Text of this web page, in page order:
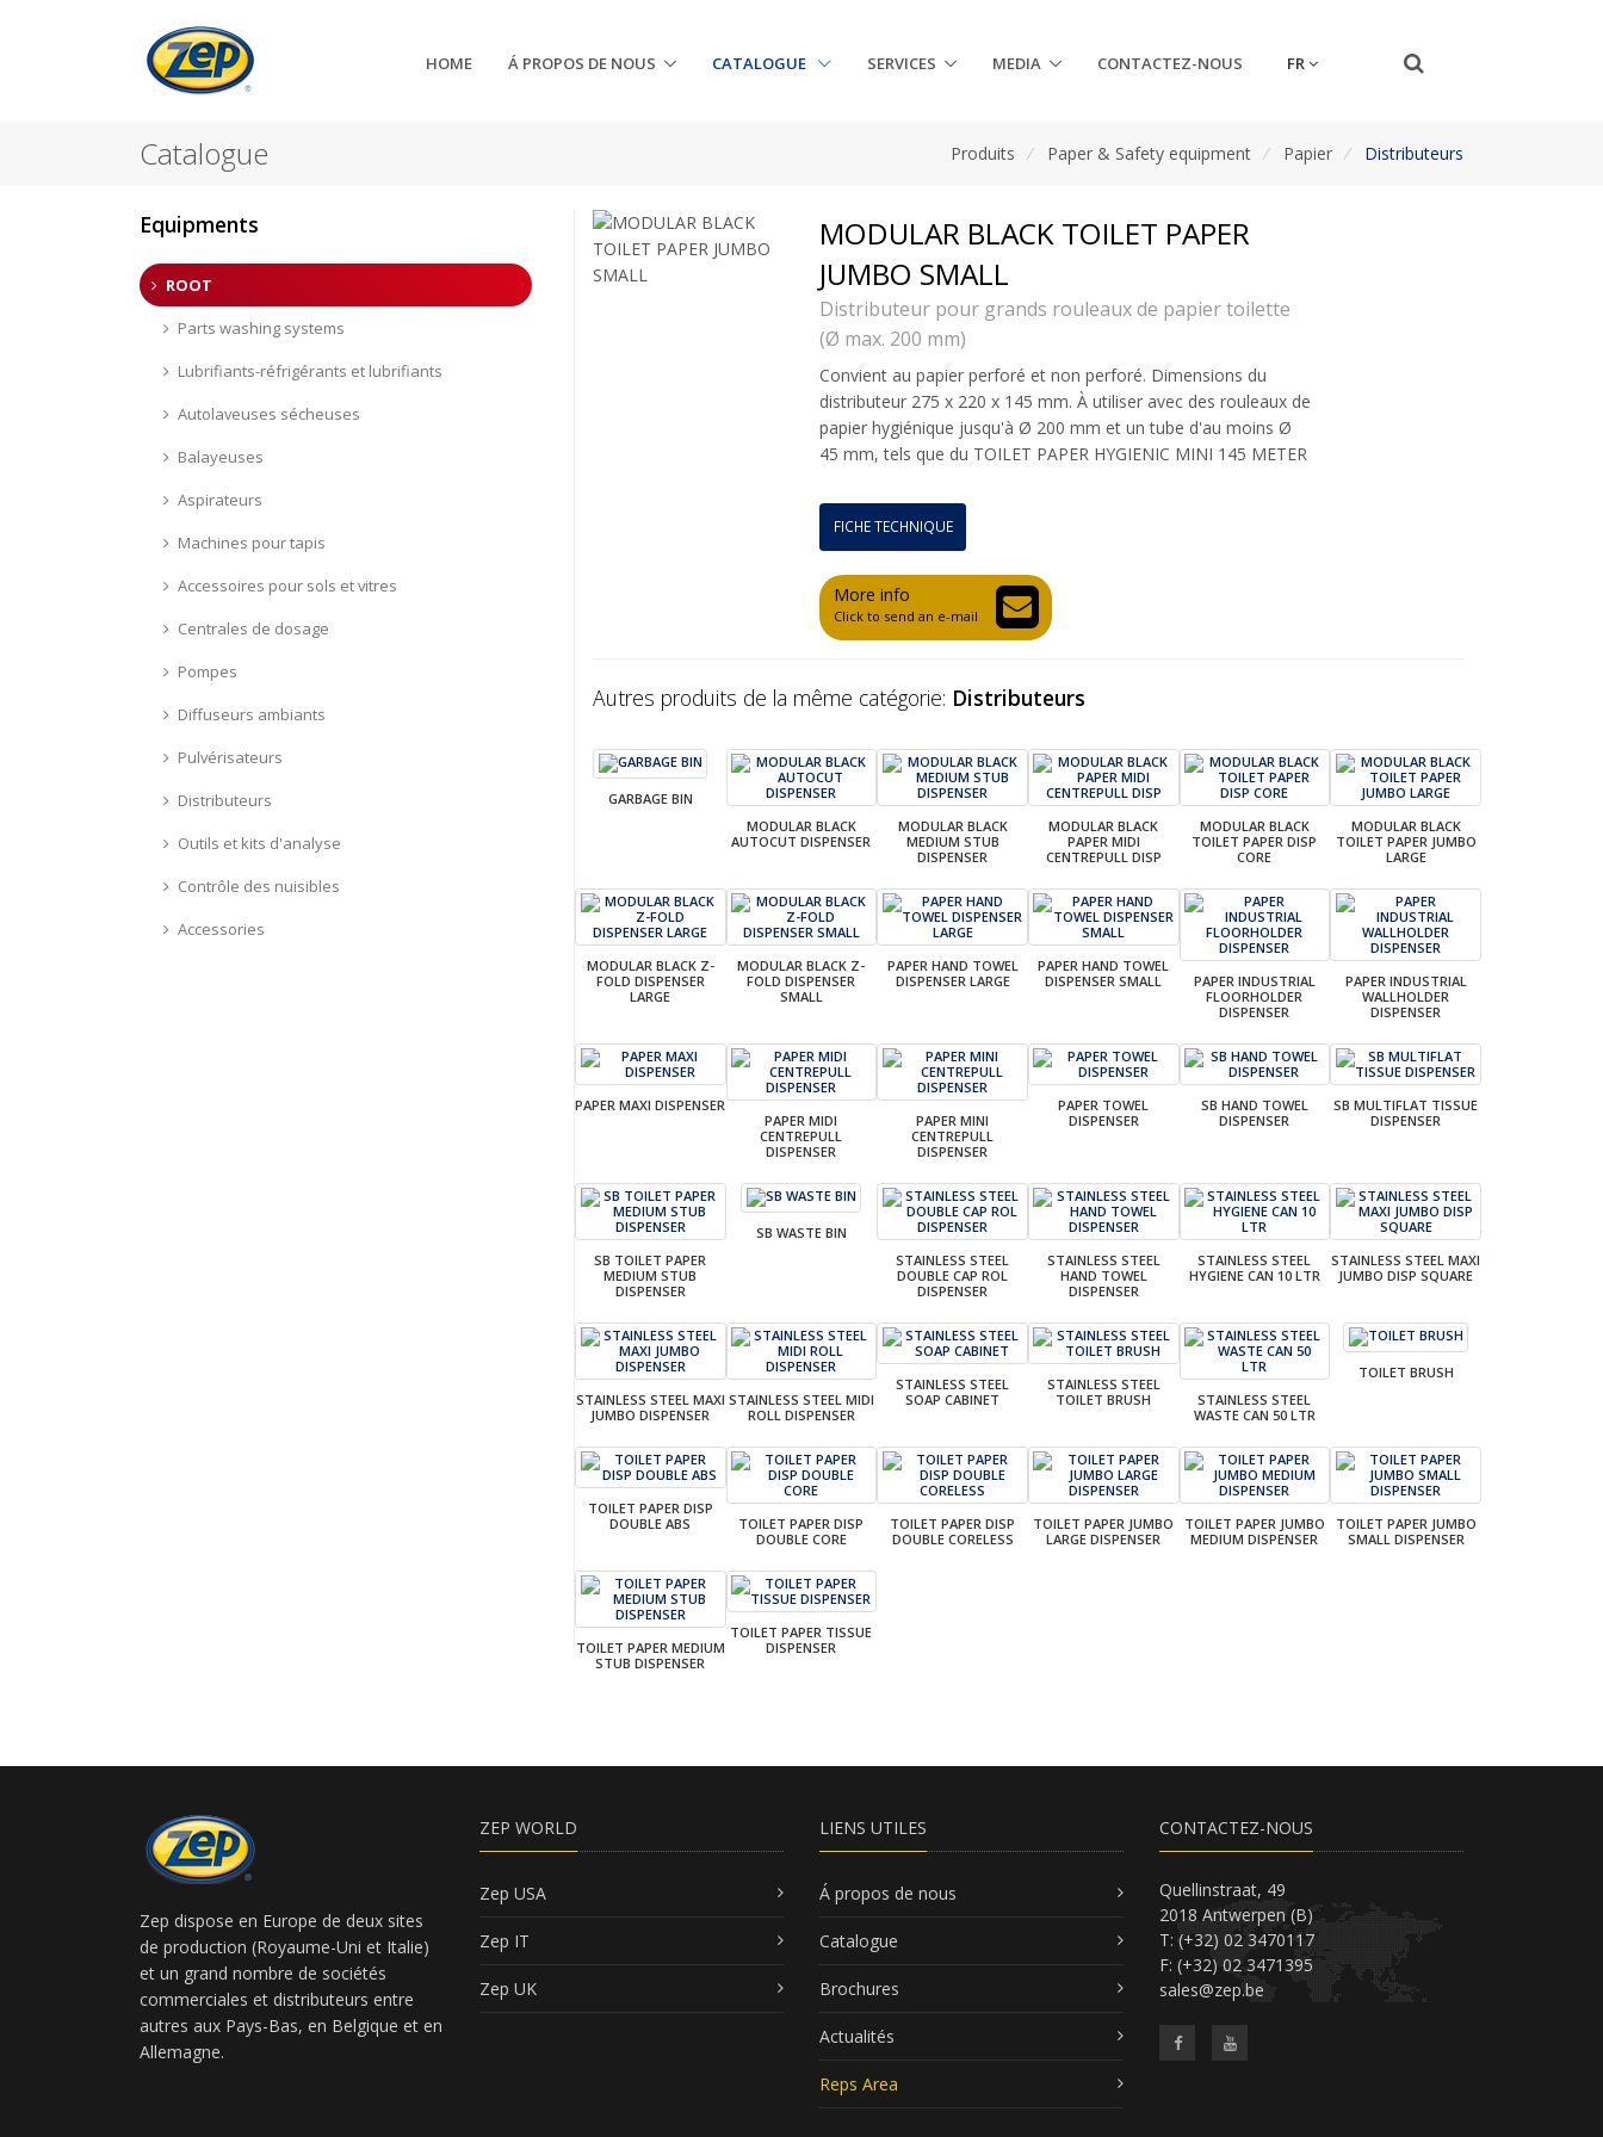
HOME Á PROPOS DE NOUS CATALOGUE SERVICES MEDIA CONTACTEZ-NOUS FR
Catalogue Produits / Paper & Safety equipment / Papier / Distributeurs
MODULAR BLACK TOILET PAPER
JUMBO SMALL
Distributeur pour grands rouleaux de papier toilette
(Ø max. 200 mm)
Convient au papier perforé et non perforé. Dimensions du
distributeur 275 x 220 x 145 mm. À utiliser avec des rouleaux de
papier hygiénique jusqu'à Ø 200 mm et un tube d'au moins Ø
45 mm, tels que du TOILET PAPER HYGIENIC MINI 145 METER
FICHE TECHNIQUE
More info
Click to send an e-mail
Autres produits de la même catégorie: Distributeurs
GARBAGE BIN
MODULAR BLACK
AUTOCUT DISPENSER
MODULAR BLACK
MEDIUM STUB
DISPENSER
MODULAR BLACK
PAPER MIDI
CENTREPULL DISP
MODULAR BLACK
TOILET PAPER DISP
CORE
MODULAR BLACK
TOILET PAPER JUMBO
LARGE
MODULAR BLACK Z-
FOLD DISPENSER
LARGE
MODULAR BLACK Z-
FOLD DISPENSER
SMALL
PAPER HAND TOWEL
DISPENSER LARGE
PAPER HAND TOWEL
DISPENSER SMALL
PAPER INDUSTRIAL
FLOORHOLDER
DISPENSER
PAPER INDUSTRIAL
WALLHOLDER
DISPENSER
PAPER MAXI DISPENSER
PAPER MIDI
CENTREPULL
DISPENSER
PAPER MINI
CENTREPULL
DISPENSER
PAPER TOWEL
DISPENSER
SB HAND TOWEL
DISPENSER
SB MULTIFLAT TISSUE
DISPENSER
SB TOILET PAPER
MEDIUM STUB
DISPENSER
SB WASTE BIN
STAINLESS STEEL
DOUBLE CAP ROL
DISPENSER
STAINLESS STEEL
HAND TOWEL
DISPENSER
STAINLESS STEEL
HYGIENE CAN 10 LTR
STAINLESS STEEL MAXI
JUMBO DISP SQUARE
STAINLESS STEEL MAXI
JUMBO DISPENSER
STAINLESS STEEL MIDI
ROLL DISPENSER
STAINLESS STEEL
SOAP CABINET
STAINLESS STEEL
TOILET BRUSH
STAINLESS STEEL
WASTE CAN 50 LTR
TOILET BRUSH
TOILET PAPER DISP
DOUBLE ABS
TOILET PAPER DISP
DOUBLE CORE
TOILET PAPER DISP
DOUBLE CORELESS
TOILET PAPER JUMBO
LARGE DISPENSER
TOILET PAPER JUMBO
MEDIUM DISPENSER
TOILET PAPER JUMBO
SMALL DISPENSER
TOILET PAPER MEDIUM
STUB DISPENSER
TOILET PAPER TISSUE
DISPENSER
Equipments
ROOT
Parts washing systems
Lubrifiants-réfrigérants et lubrifiants
Autolaveuses sécheuses
Balayeuses
Aspirateurs
Machines pour tapis
Accessoires pour sols et vitres
Centrales de dosage
Pompes
Diffuseurs ambiants
Pulvérisateurs
Distributeurs
Outils et kits d'analyse
Contrôle des nuisibles
Accessories
Zep dispose en Europe de deux sites
de production (Royaume-Uni et Italie)
et un grand nombre de sociétés
commerciales et distributeurs entre
autres aux Pays-Bas, en Belgique et en
Allemagne.
ZEP WORLD
Zep USA
Zep IT
Zep UK
LIENS UTILES
Á propos de nous
Catalogue
Brochures
Actualités
Reps Area
CONTACTEZ-NOUS
Quellinstraat, 49
2018 Antwerpen (B)
T: (+32) 02 3470117
F: (+32) 02 3471395
sales@zep.be